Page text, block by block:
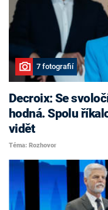
7 fotografií
Decroix: Se
hodná. Spolu
vidět
Téma: Rozhovor